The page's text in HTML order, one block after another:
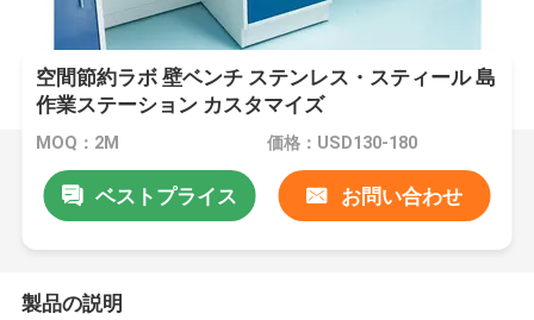
空間節約ラボ 壁ベンチ ステンレス・スティール 島
作業ステーション カスタマイズ
MOQ：2M 価格：USD130-180
ベストプライス お問い合わせ
製品の説明